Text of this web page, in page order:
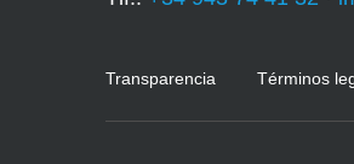
Transparencia Términos